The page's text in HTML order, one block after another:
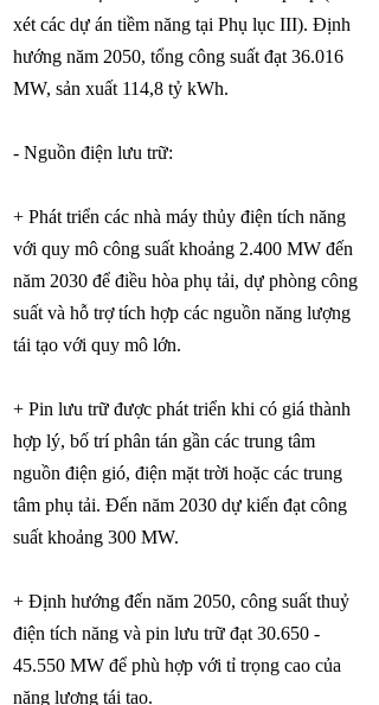
xét các dự án tiềm năng tại Phụ lục III). Định
hướng năm 2050, tổng công suất đạt 36.016
MW, sản xuất 114,8 tỷ kWh.
- Nguồn điện lưu trữ:
+ Phát triển các nhà máy thủy điện tích năng
với quy mô công suất khoảng 2.400 MW đến
năm 2030 để điều hòa phụ tải, dự phòng công
suất và hỗ trợ tích hợp các nguồn năng lượng
tái tạo với quy mô lớn.
+ Pin lưu trữ được phát triển khi có giá thành
hợp lý, bố trí phân tán gần các trung tâm
nguồn điện gió, điện mặt trời hoặc các trung
tâm phụ tải. Đến năm 2030 dự kiến đạt công
suất khoảng 300 MW.
+ Định hướng đến năm 2050, công suất thuỷ
điện tích năng và pin lưu trữ đạt 30.650 -
45.550 MW để phù hợp với tỉ trọng cao của
năng lượng tái tạo.